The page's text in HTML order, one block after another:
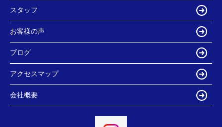
スタッフ
お客様の声
ブログ
アクセスマップ
会社概要